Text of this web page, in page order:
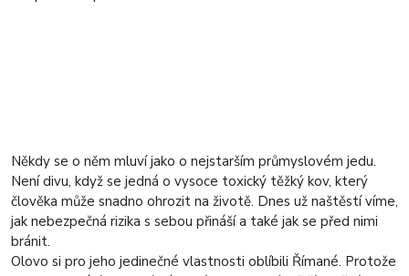
Někdy se o něm mluví jako o nejstarším průmyslovém jedu.
Není divu, když se jedná o vysoce toxický těžký kov, který
člověka může snadno ohrozit na životě. Dnes už naštěstí víme,
jak nebezpečná rizika s sebou přináší a také jak se před nimi
bránit.
Olovo si pro jeho jedinečné vlastnosti oblíbili Římané. Protože